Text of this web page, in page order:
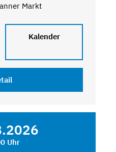
Markt
Kalender
Uhr